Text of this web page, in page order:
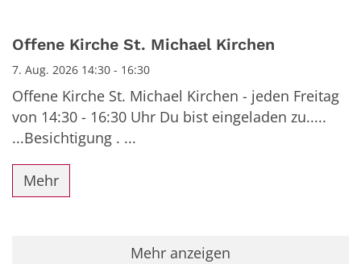
Offene Kirche St. Michael Kirchen
7. Aug. 2026 14:30 - 16:30
Offene Kirche St. Michael Kirchen - jeden Freitag
von 14:30 - 16:30 Uhr Du bist eingeladen zu.....
...Besichtigung . ...
Mehr
Mehr anzeigen